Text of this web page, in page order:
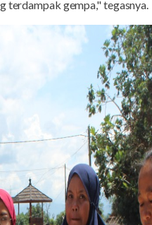
terdampak gempa," tegasnya.